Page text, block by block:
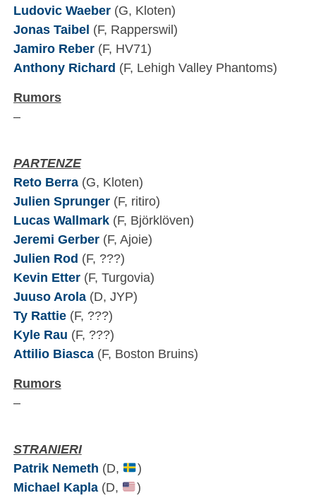
Ludovic Waeber(G, Kloten)
Jonas Taibel (F, Rapperswil)
Jamiro Reber(F, HV71)
Anthony Richard (F, Lehigh Valley Phantoms)
Rumors
–
PARTENZE
Reto Berra(G, Kloten)
Julien Sprunger(F, ritiro)
Lucas Wallmark(F, Björklöven)
Jeremi Gerber(F, Ajoie)
Julien Rod (F, ???)
Kevin Etter(F, Turgovia)
Juuso Arola(D, JYP)
Ty Rattie(F, ???)
Kyle Rau (F, ???)
Attilio Biasca(F, Boston Bruins)
Rumors
–
STRANIERI
Patrik Nemeth (D,
)
Michael Kapla(D,
)